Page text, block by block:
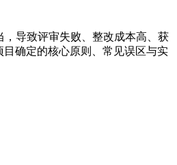
导致评审失败、整改成本高、获
确定的核心原则、常见误区与实